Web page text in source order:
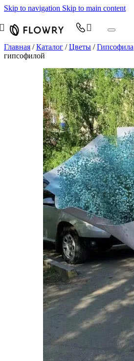
Skip to navigation Skip to main content
Главная /Каталог /Цветы /Гипсофила
гипсофилой